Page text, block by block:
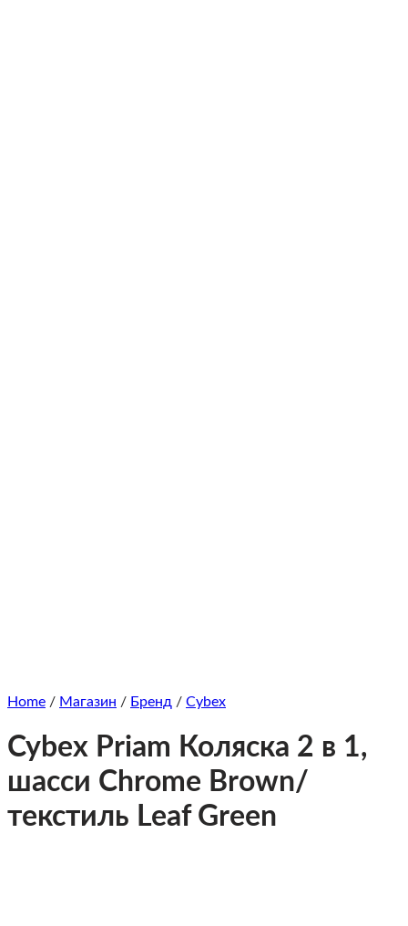
Home / Магазин / Бренд / Cybex
Cybex Priam Коляска 2 в 1,
шасси Chrome Brown/
текстиль Leaf Green